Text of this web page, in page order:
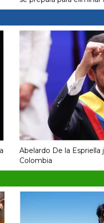
Abelardo De la
Colombia